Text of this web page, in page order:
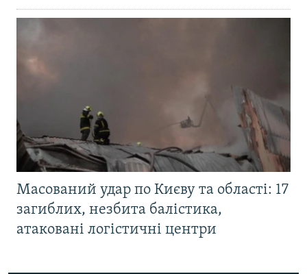
Масований удар по Києву та області: 17
загиблих, незбита балістика,
атаковані логістичні центри